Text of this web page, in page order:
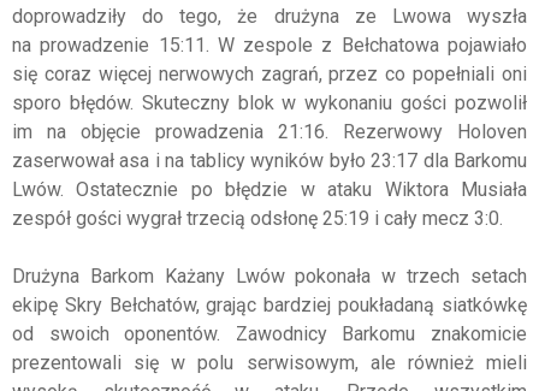
doprowadziły do tego, że drużyna ze Lwowa wyszła
na prowadzenie 15:11. W zespole z Bełchatowa pojawiało
się coraz więcej nerwowych zagrań, przez co popełniali oni
sporo błędów. Skuteczny blok w wykonaniu gości pozwolił
im na objęcie prowadzenia 21:16. Rezerwowy Holoven
zaserwował asa i na tablicy wyników było 23:17 dla Barkomu
Lwów. Ostatecznie po błędzie w ataku Wiktora Musiała
zespół gości wygrał trzecią odsłonę 25:19 i cały mecz 3:0.
Drużyna Barkom Każany Lwów pokonała w trzech setach
ekipę Skry Bełchatów, grając bardziej poukładaną siatkówkę
od swoich oponentów. Zawodnicy Barkomu znakomicie
prezentowali się w polu serwisowym, ale również mieli